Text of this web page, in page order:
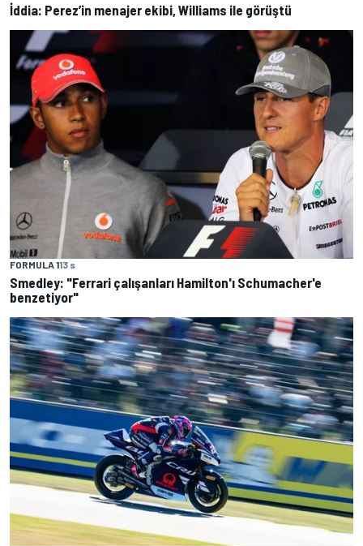
İddia: Perez’in menajer ekibi, Williams ile görüştü
FORMULA 113 s
Smedley: "Ferrari çalışanları Hamilton'ı Schumacher'e
benzetiyor"